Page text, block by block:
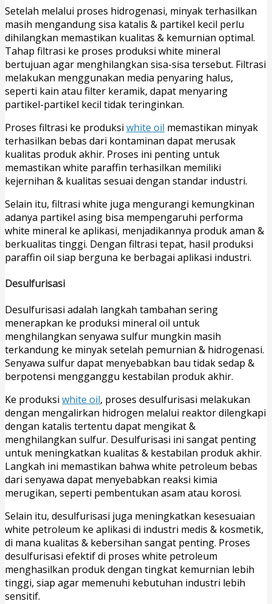
Setelah melalui proses hidrogenasi, minyak terhasilkan
masih mengandung sisa katalis & partikel kecil perlu
dihilangkan memastikan kualitas & kemurnian optimal.
Tahap filtrasi ke proses produksi white mineral
bertujuan agar menghilangkan sisa-sisa tersebut. Filtrasi
melakukan menggunakan media penyaring halus,
seperti kain atau filter keramik, dapat menyaring
partikel-partikel kecil tidak teringinkan.
Proses filtrasi ke produksi white oil memastikan minyak
terhasilkan bebas dari kontaminan dapat merusak
kualitas produk akhir. Proses ini penting untuk
memastikan white paraffin terhasilkan memiliki
kejernihan & kualitas sesuai dengan standar industri.
Selain itu, filtrasi white juga mengurangi kemungkinan
adanya partikel asing bisa mempengaruhi performa
white mineral ke aplikasi, menjadikannya produk aman &
berkualitas tinggi. Dengan filtrasi tepat, hasil produksi
paraffin oil siap berguna ke berbagai aplikasi industri.
Desulfurisasi
Desulfurisasi adalah langkah tambahan sering
menerapkan ke produksi mineral oil untuk
menghilangkan senyawa sulfur mungkin masih
terkandung ke minyak setelah pemurnian & hidrogenasi.
Senyawa sulfur dapat menyebabkan bau tidak sedap &
berpotensi mengganggu kestabilan produk akhir.
Ke produksi white oil, proses desulfurisasi melakukan
dengan mengalirkan hidrogen melalui reaktor dilengkapi
dengan katalis tertentu dapat mengikat &
menghilangkan sulfur. Desulfurisasi ini sangat penting
untuk meningkatkan kualitas & kestabilan produk akhir.
Langkah ini memastikan bahwa white petroleum bebas
dari senyawa dapat menyebabkan reaksi kimia
merugikan, seperti pembentukan asam atau korosi.
Selain itu, desulfurisasi juga meningkatkan kesesuaian
white petroleum ke aplikasi di industri medis & kosmetik,
di mana kualitas & kebersihan sangat penting. Proses
desulfurisasi efektif di proses white petroleum
menghasilkan produk dengan tingkat kemurnian lebih
tinggi, siap agar memenuhi kebutuhan industri lebih
sensitif.